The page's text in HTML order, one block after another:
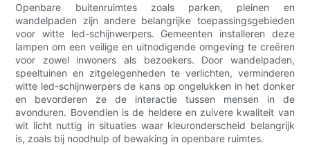
Openbare buitenruimtes zoals parken, pleinen en
wandelpaden zijn andere belangrijke toepassingsgebieden
voor witte led-schijnwerpers. Gemeenten installeren deze
lampen om een ​​veilige en uitnodigende omgeving te creëren
voor zowel inwoners als bezoekers. Door wandelpaden,
speeltuinen en zitgelegenheden te verlichten, verminderen
witte led-schijnwerpers de kans op ongelukken in het donker
en bevorderen ze de interactie tussen mensen in de
avonduren. Bovendien is de heldere en zuivere kwaliteit van
wit licht nuttig in situaties waar kleuronderscheid belangrijk
is, zoals bij noodhulp of bewaking in openbare ruimtes.